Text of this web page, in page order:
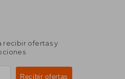
recibir ofertas y